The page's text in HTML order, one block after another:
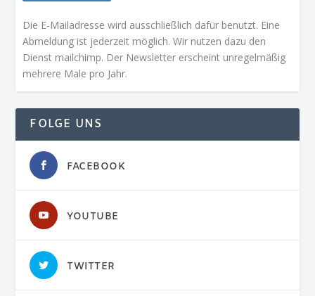
Die E-Mailadresse wird ausschließlich dafür benutzt. Eine
Abmeldung ist jederzeit möglich. Wir nutzen dazu den
Dienst mailchimp. Der Newsletter erscheint unregelmäßig
mehrere Male pro Jahr.
FOLGE UNS
FACEBOOK
YOUTUBE
TWITTER